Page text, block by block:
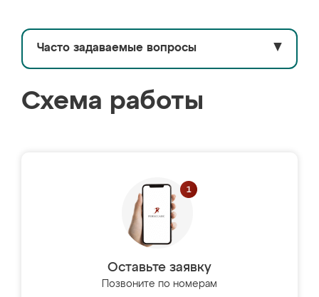
Часто задаваемые вопросы ▼
Схема работы
Оставьте заявку
Позвоните по номерам